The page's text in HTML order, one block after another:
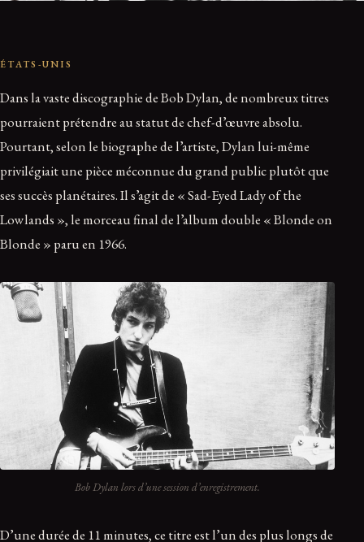
ÉTATS-UNIS
Dans la vaste discographie de Bob Dylan, de nombreux titres
pourraient prétendre au statut de chef-d’œuvre absolu.
Pourtant, selon le biographe de l’artiste, Dylan lui-même
privilégiait une pièce méconnue du grand public plutôt que
ses succès planétaires. Il s’agit de « Sad-Eyed Lady of the
Lowlands », le morceau final de l’album double « Blonde on
Blonde » paru en 1966.
Bob Dylan lors d’une session d’enregistrement.
D’une durée de 11 minutes, ce titre est l’un des plus longs de